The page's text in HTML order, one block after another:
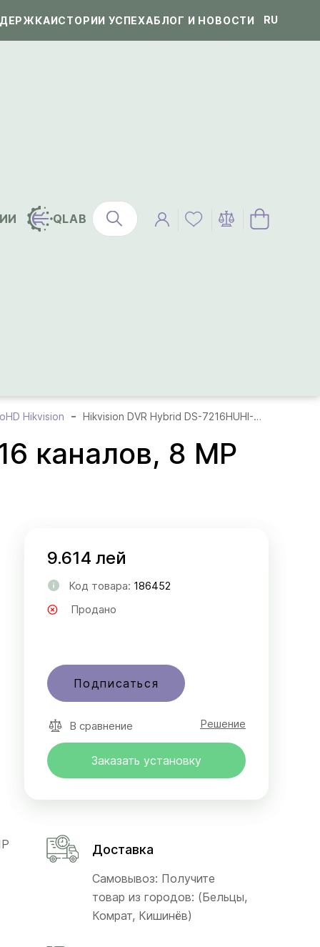
ИСТОРИИ УСПЕХАБЛОГ И НОВОСТИ RU
QLAB
Hikvision Hikvision DVR Hybrid DS-7216HUHI-M2/S, 16 каналов, 8 MP
каналов, 8 MP
9.614 лей
Код товара: 186452
Продано
Подписаться
В сравнение Решение
Заказать установку
Доставка
Самовывоз: Получите
товар из городов: (Бельцы,
Комрат, Кишинёв)